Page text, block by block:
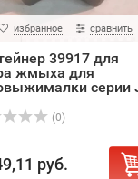
избранное сравнить
39917 для
жмыха для
серии
(0)
руб.